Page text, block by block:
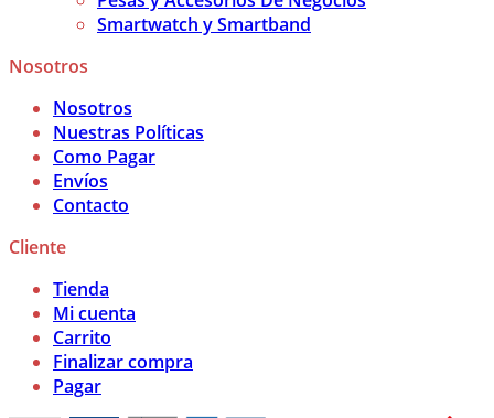
Smartwatch y Smartband
Nosotros
Nosotros
Nuestras Políticas
Como Pagar
Envíos
Contacto
Cliente
Tienda
Mi cuenta
Carrito
Finalizar compra
Pagar